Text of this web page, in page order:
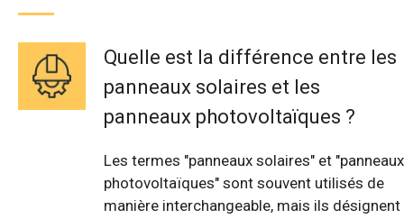
Quelle est la différence entre les
panneaux solaires et les
panneaux photovoltaïques ?
Les termes "panneaux solaires" et "panneaux
photovoltaïques" sont souvent utilisés de
manière interchangeable, mais ils désignent